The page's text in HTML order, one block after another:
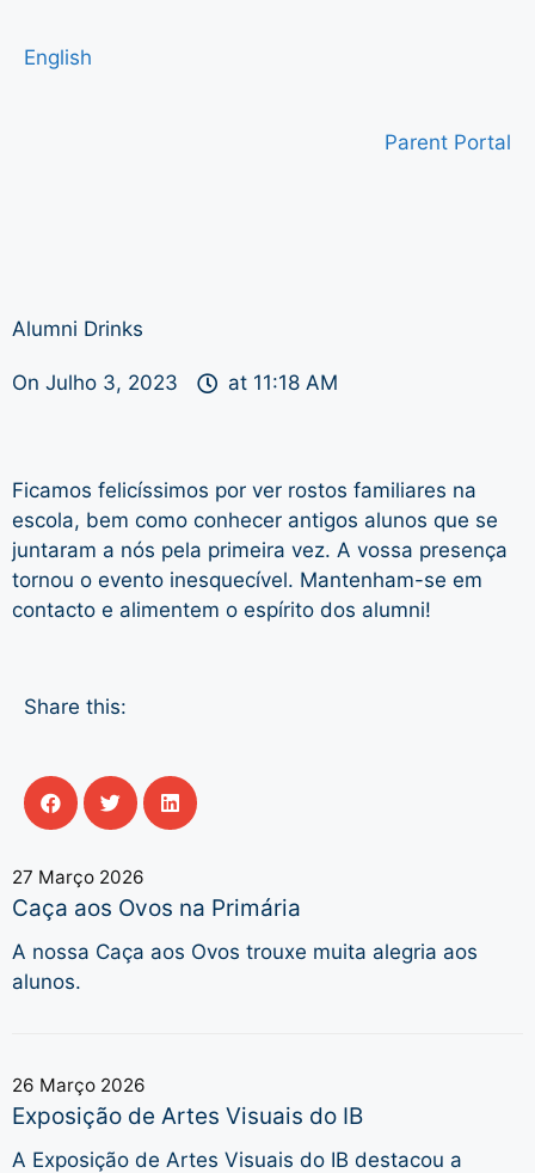
English
Parent Portal
Alumni Drinks
On Julho 3, 2023 at 11:18 AM
Ficamos felicíssimos por ver rostos familiares na
escola, bem como conhecer antigos alunos que se
juntaram a nós pela primeira vez. A vossa presença
tornou o evento inesquecível. Mantenham-se em
contacto e alimentem o espírito dos alumni!
Share this:
27 Março 2026
Caça aos Ovos na Primária
A nossa Caça aos Ovos trouxe muita alegria aos
alunos.
26 Março 2026
Exposição de Artes Visuais do IB
A Exposição de Artes Visuais do IB destacou a